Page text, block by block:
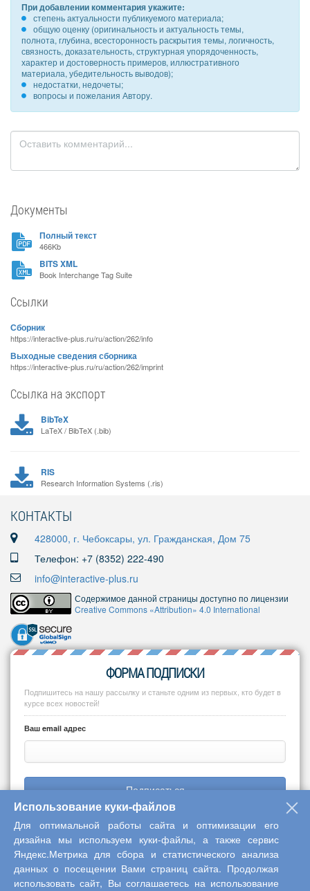
При добавлении комментария укажите:
степень актуальности публикуемого материала;
общую оценку (оригинальность и актуальность темы,
полнота, глубина, всесторонность раскрытия темы, логичность,
связность, доказательность, структурная упорядоченность,
характер и достоверность примеров, иллюстративного
материала, убедительность выводов);
недостатки, недочеты;
вопросы и пожелания Автору.
Документы
Полный текст
466Kb
BITS XML
Book Interchange Tag Suite
Ссылки
Сборник
https://interactive-plus.ru/ru/action/262/info
Выходные сведения сборника
https://interactive-plus.ru/ru/action/262/imprint
Ссылка на экспорт
BibTeX
LaTeX / BibTeX (.bib)
RIS
Research Information Systems (.ris)
КОНТАКТЫ
428000, г. Чебоксары, ул. Гражданская, Дом 75
Телефон: +7 (8352) 222-490
info@interactive-plus.ru
Содержимое данной страницы доступно по лицензии
Creative Commons «Attribution» 4.0 International
ФОРМА ПОДПИСКИ
Подпишитесь на нашу рассылку и станьте одним из первых, кто будет в
курсе всех новостей!
Ваш email адрес
Подписаться
Copyright © 2013-2026 Центр научного сотрудничества «Интерактив
плюс»
Использование куки-файлов
Для оптимальной работы сайта и оптимизации его
дизайна мы используем куки-файлы, а также сервис
Яндекс.Метрика для сбора и статистического анализа
данных о посещении Вами страниц сайта. Продолжая
использовать сайт, Вы соглашаетесь на использование